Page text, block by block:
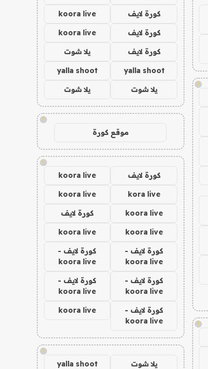
!
!
كورة لايف koora live
كورة لايف koora live
كورة لايف يلا شوت
yalla shoot
yalla shoot
يلا شوت يلا شوت
!
موقع كورة
!
كورة لايف koora live
kora live
koora live
koora live كورة لايف
koora live
koora live
كورة لايف -
koora live
كورة لايف -
koora live
كورة لايف -
koora live
كورة لايف -
koora live
كورة لايف -
koora live
koora live
!
يلا شوت yalla shoot